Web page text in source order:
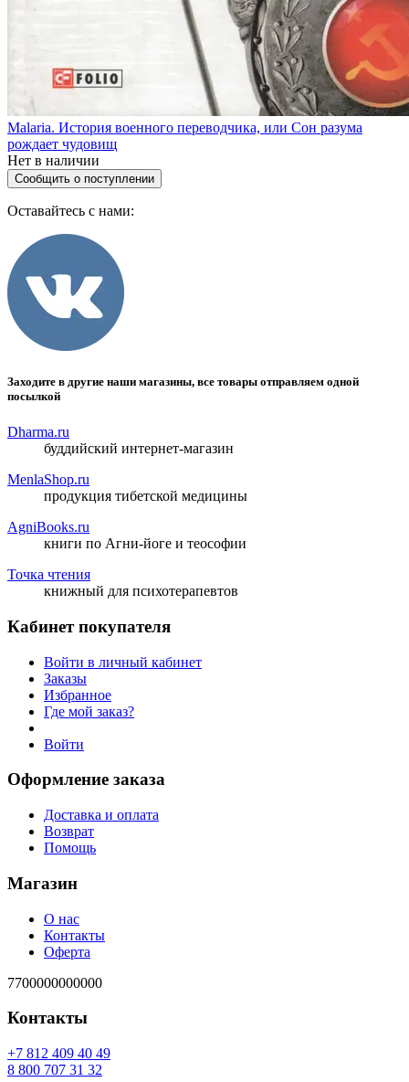
Malaria. История военного переводчика, или Сон разума
рождает чудовищ
Нет в наличии
Сообщить о поступлении
Оставайтесь с нами:
Заходите в другие наши магазины, все товары отправляем одной
посылкой
Dharma.ru
буддийский интернет-магазин
MenlaShop.ru
продукция тибетской медицины
AgniBooks.ru
книги по Агни-йоге и теософии
Точка чтения
книжный для психотерапевтов
Кабинет покупателя
Войти в личный кабинет
Заказы
Избранное
Где мой заказ?
Войти
Оформление заказа
Доставка и оплата
Возврат
Помощь
Магазин
О нас
Контакты
Оферта
7700000000000
Контакты
94 04 904 218 7+
23 13 707 008 8